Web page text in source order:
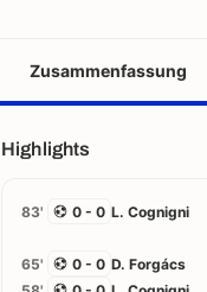
Zusammenfassung
Highlights
83' 0 - 0 L. Cognigni
65'
0 - 0 D. Forgács